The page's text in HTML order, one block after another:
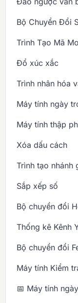
Bộ Chuyển Đổi
Trình Tạo Mã
Đổ xúc xắc
Trình nhân hóa
Máy tính ngày
Máy tính thập
Xóa dấu cách
Trình tạo nhánh
Sắp xếp số
Bộ chuyển đổi
Thống kê Kênh
Bộ chuyển đổi
Máy tính Kiểm
📅 Máy tính ngày